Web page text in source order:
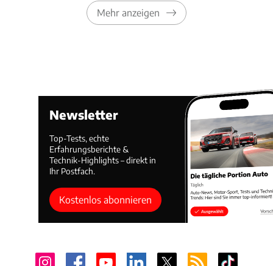
Mehr anzeigen
Newsletter
Top-Tests, echte
Erfahrungsberichte &
Technik-Highlights – direkt in
Ihr Postfach.
Kostenlos abonnieren